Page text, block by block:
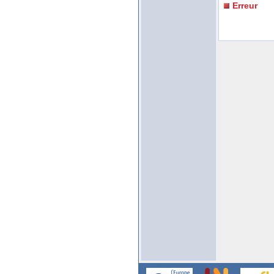
Erreur